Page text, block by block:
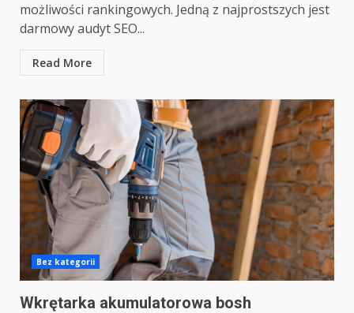
możliwości rankingowych. Jedną z najprostszych jest
darmowy audyt SEO...
Read More
Bez kategorii
Wkrętarka akumulatorowa bosh